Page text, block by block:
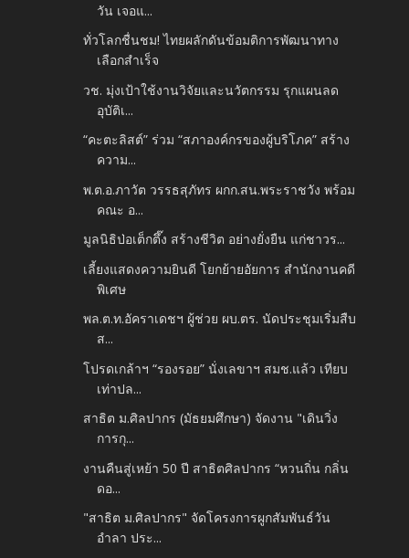
วัน เจอแ...
ทั่วโลกชื่นชม! ไทยผลักดันข้อมติการพัฒนาทาง
เลือกสำเร็จ
วช. มุ่งเป้าใช้งานวิจัยและนวัตกรรม รุกแผนลด
อุบัติเ...
“คะตะลิสต์” ร่วม “สภาองค์กรของผู้บริโภค” สร้าง
ความ...
พ.ต.อ.ภาวัต วรรธสุภัทร ผกก.สน.พระราชวัง พร้อม
คณะ อ...
มูลนิธิป่อเต็กตึ๊ง สร้างชีวิต อย่างยั่งยืน แก่ชาวร...
เลี้ยงแสดงความยินดี โยกย้ายอัยการ สำนักงานคดี
พิเศษ
พล.ต.ท.อัคราเดชฯ ผู้ช่วย ผบ.ตร. นัดประชุมเริ่มสืบ
ส...
โปรดเกล้าฯ “รองรอย” นั่งเลขาฯ สมช.แล้ว เทียบ
เท่าปล...
สาธิต ม.ศิลปากร (มัธยมศึกษา) จัดงาน "เดินวิ่ง
การกุ...
งานคืนสู่เหย้า 50 ปี สาธิตศิลปากร “หวนถิ่น กลิ่น
ดอ...
"สาธิต ม.ศิลปากร" จัดโครงการผูกสัมพันธ์วัน
อำลา ประ...